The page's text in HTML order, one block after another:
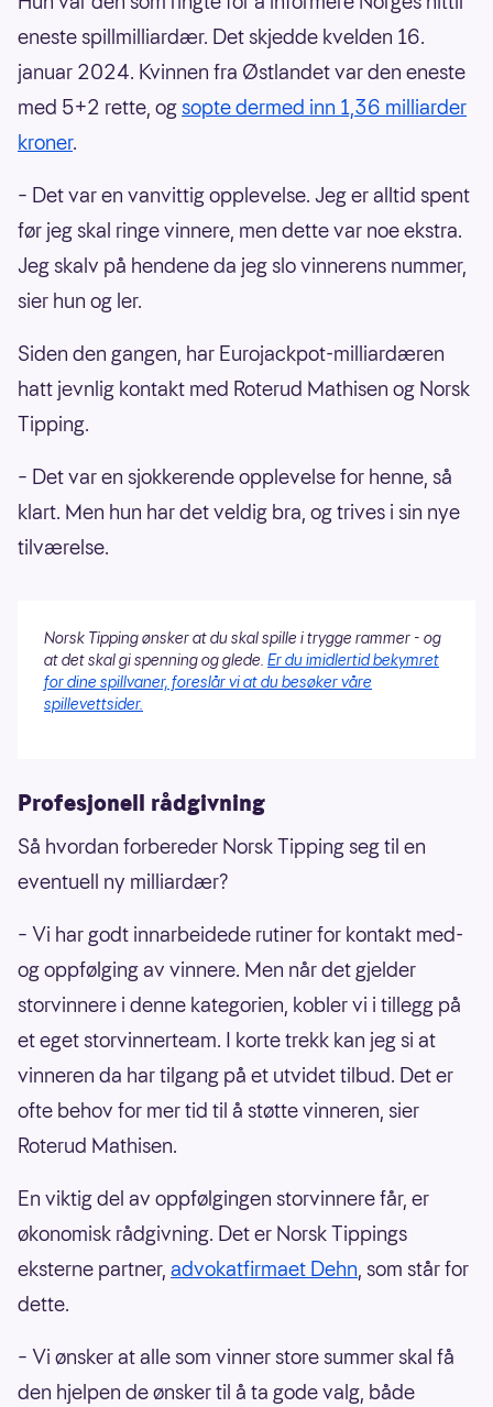
eneste spillmilliardær. Det skjedde kvelden 16.
januar 2024. Kvinnen fra Østlandet var den eneste
med 5+2 rette, ogsopte dermed inn 1,36 milliarder
kroner.
– Det var en vanvittig opplevelse. Jeg er alltid spent
før jeg skal ringe vinnere, men dette var noe ekstra.
Jeg skalv på hendene da jeg slo vinnerens nummer,
sier hun og ler.
Siden den gangen, har Eurojackpot-milliardæren
hatt jevnlig kontakt med Roterud Mathisen og Norsk
Tipping.
– Det var en sjokkerende opplevelse for henne, så
klart. Men hun har det veldig bra, og trives i sin nye
tilværelse.
Norsk Tipping ønsker at du skal spille i trygge rammer - og
at det skal gi spenning og glede. Er du imidlertid bekymret
for dine spillvaner, foreslår vi at du besøker våre
spillevettsider.
Profesjonell rådgivning
Så hvordan forbereder Norsk Tipping seg til en
eventuell ny milliardær?
– Vi har godt innarbeidede rutiner for kontakt med-
og oppfølging av vinnere. Men når det gjelder
storvinnere i denne kategorien, kobler vi i tillegg på
et eget storvinnerteam. I korte trekk kan jeg si at
vinneren da har tilgang på et utvidet tilbud. Det er
ofte behov for mer tid til å støtte vinneren, sier
Roterud Mathisen.
En viktig del av oppfølgingen storvinnere får, er
økonomisk rådgivning. Det er Norsk Tippings
eksterne partner, advokatfirmaet Dehn, som står for
dette.
– Vi ønsker at alle som vinner store summer skal få
den hjelpen de ønsker til å ta gode valg, både